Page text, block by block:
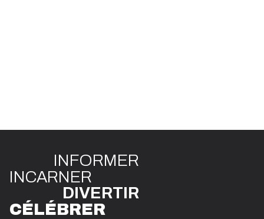
INFORMER
INCARNER
DIVERTIR
CÉLÉBRER